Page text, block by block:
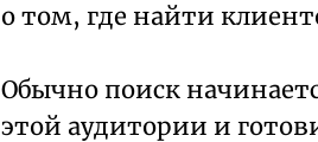
о том, где найти
Обычно поиск
этой аудитории и